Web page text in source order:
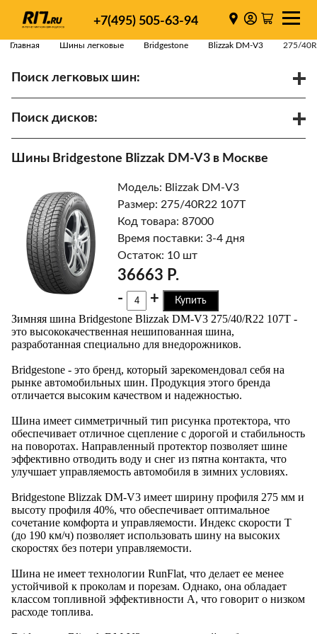
+7(495) 505-63-94
Главная Шины легковые Bridgestone Blizzak DM-V3 275/
Поиск легковых шин:
Поиск дисков:
Ступица
Найти
Шины Bridgestone Blizzak DM-V3 в Москве
Модель: Blizzak DM-V3
Размер: 275/40R22 107T
Код товара: 87000
Время поставки: 3-4 дня
Остаток: 10 шт
36663 Р.
-
+ Купить
Зимняя шина Bridgestone Blizzak DM-V3 275/40/R22 107T -
это высококачественная нешипованная шина,
разработанная специально для внедорожников.
Bridgestone - это бренд, который зарекомендовал себя на
рынке автомобильных шин. Продукция этого бренда
отличается высоким качеством и надежностью.
Шина имеет симметричный тип рисунка протектора, что
обеспечивает отличное сцепление с дорогой и стабильность
на поворотах. Направленный протектор позволяет шине
эффективно отводить воду и снег из пятна контакта, что
улучшает управляемость автомобиля в зимних условиях.
Bridgestone Blizzak DM-V3 имеет ширину профиля 275 мм и
высоту профиля 40%, что обеспечивает оптимальное
сочетание комфорта и управляемости. Индекс скорости T
(до 190 км/ч) позволяет использовать шину на высоких
скоростях без потери управляемости.
Шина не имеет технологии RunFlat, что делает ее менее
устойчивой к проколам и порезам. Однако, она обладает
классом топливной эффективности A, что говорит о низком
расходе топлива.